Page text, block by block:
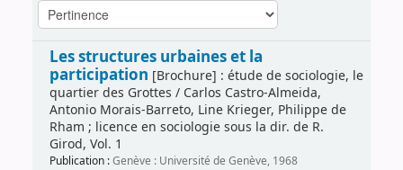
Les structures urbaines et la
participation [Brochure] : étude de sociologie, le
quartier des Grottes / Carlos Castro-Almeida,
Antonio Morais-Barreto, Line Krieger, Philippe de
Rham ; licence en sociologie sous la dir. de R.
Girod, Vol. 1
Publication :Genève : Université de Genève, 1968